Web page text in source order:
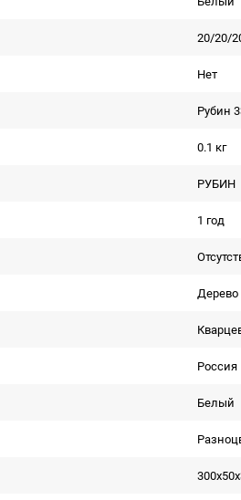
20/20/
Нет
Рубин
0.1 кг
РУБИН
1 год
Россия
Белый